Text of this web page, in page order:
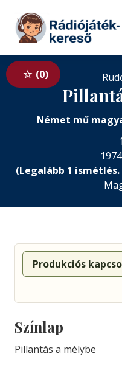
Tovább a tartalomhoz
0
Német mű
(Legalább 1
Produkciós
Színlap
Pillantás a mélybe